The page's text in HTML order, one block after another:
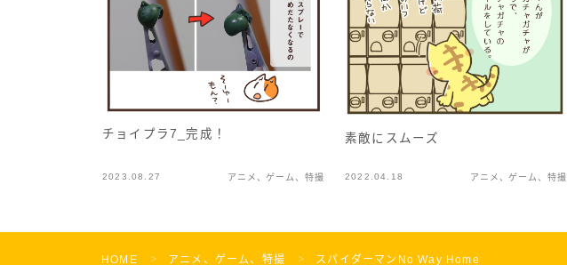
チョイプラ7_完成！
2023.08.27 アニメ、ゲーム、特撮
素敵にスムーズ
2022.04.18 アニメ、ゲーム、特撮
HOME ＞ アニメ、ゲーム、特撮 ＞ スパイダーマンNo Way Home